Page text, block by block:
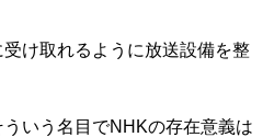
け取れるように放送設備を整
いう名目でNHKの存在意義は